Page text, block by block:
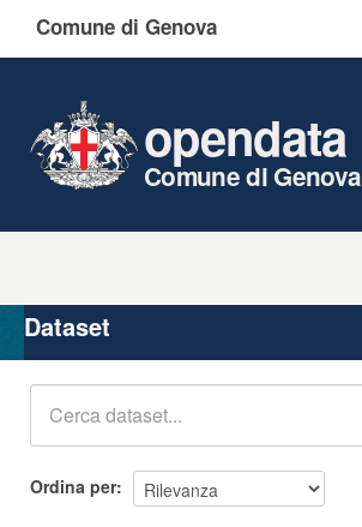
Comune di Genova
opendata
Comune di Genova
Organizzazioni
Gruppi
Dataset
Ordina per